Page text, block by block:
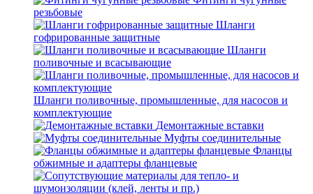
резьбовые
Шланги
гофрированные защитные
Шланги
поливочные и всасывающие
Шланги поливочные, промышленные, для насосов и
комплектующие
Демонтажные вставки
Муфты соединительные
Фланцы
обжимные и адаптеры фланцевые